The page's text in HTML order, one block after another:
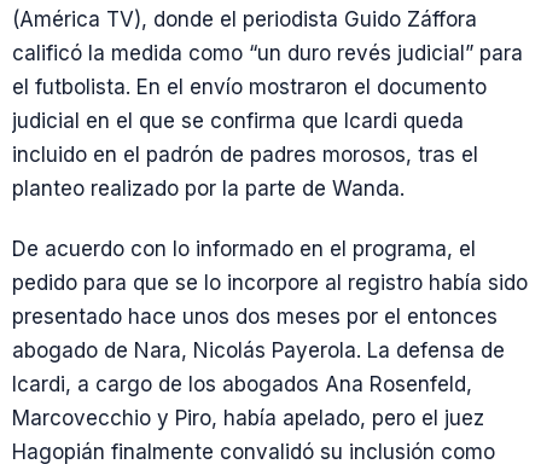
(América TV), donde el periodista Guido Záffora
calificó la medida como “un duro revés judicial” para
el futbolista. En el envío mostraron el documento
judicial en el que se confirma que Icardi queda
incluido en el padrón de padres morosos, tras el
planteo realizado por la parte de Wanda.
De acuerdo con lo informado en el programa, el
pedido para que se lo incorpore al registro había sido
presentado hace unos dos meses por el entonces
abogado de Nara, Nicolás Payerola. La defensa de
Icardi, a cargo de los abogados Ana Rosenfeld,
Marcovecchio y Piro, había apelado, pero el juez
Hagopián finalmente convalidó su inclusión como